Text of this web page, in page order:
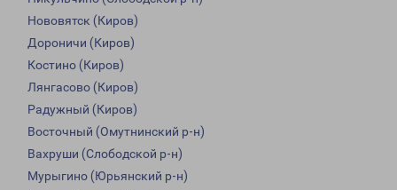
Нововятск (Киров)
Дороничи (Киров)
Костино (Киров)
Лянгасово (Киров)
Радужный (Киров)
Восточный (Омутнинский р-н)
Вахруши (Слободской р-н)
Мурыгино (Юрьянский р-н)